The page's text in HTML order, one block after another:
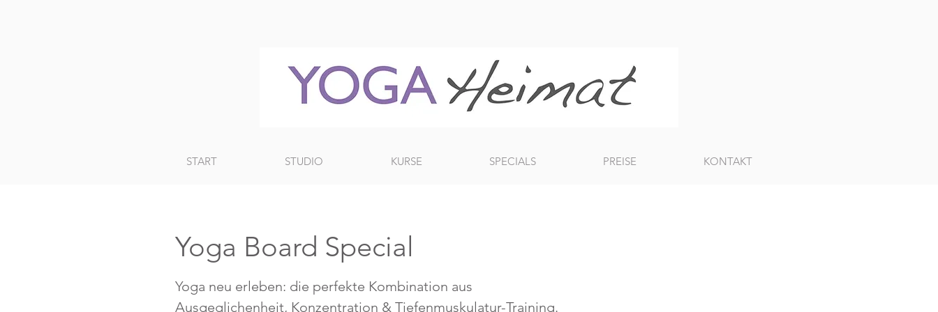
START STUDIO KURSE SPECIALS PREISE KONTAKT
Yoga Board Special
Yoga neu erleben: die perfekte Kombination aus
Ausgeglichenheit, Konzentration & Tiefenmuskulatur-Training.